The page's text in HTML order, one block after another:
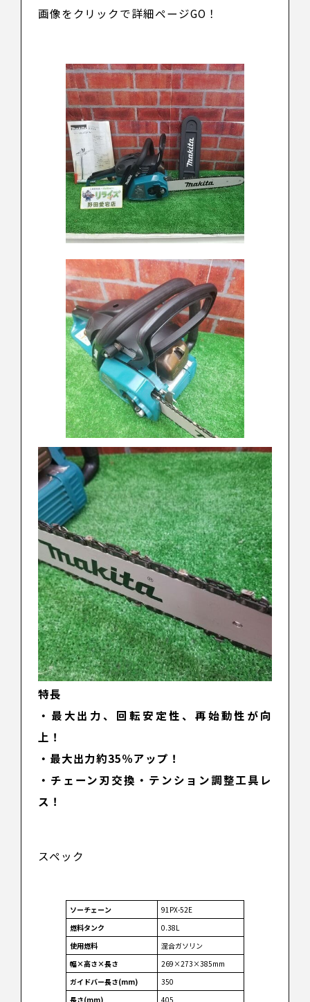
画像をクリックで詳細ページGO！
特長
・最大出力、回転安定性、再始動性が向
上！
・最大出力約35％アップ！
・チェーン刃交換・テンション調整工具レ
ス！
スペック
ソーチェーン
91PX-52E
燃料タンク
0.38L
使用燃料
混合ガソリン
幅×高さ×長さ
269×273×385mm
ガイドバー長さ(mm)
350
長さ(mm)
405